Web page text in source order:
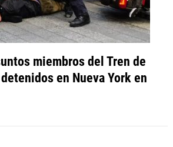
miembros del Tren de
en Nueva York en